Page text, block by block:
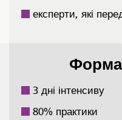
експерти, які
3 дні інтенсиву
80% практики